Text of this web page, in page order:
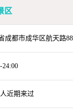
区
成都市成华区航天路
24:00
近期来过